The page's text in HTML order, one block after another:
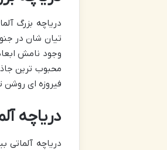
دریاچه بزرگ
وجود نامش
محبوب ترین
فیروزه ای روشن
دریاچه
دریاچه